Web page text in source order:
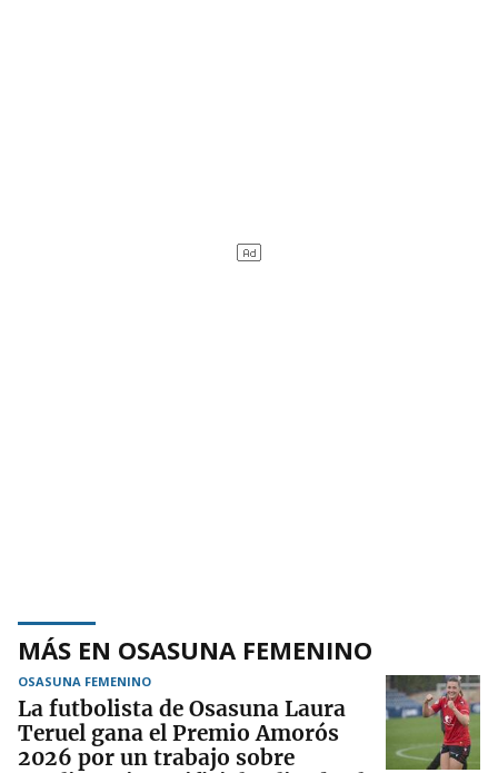
MÁS EN OSASUNA FEMENINO
OSASUNA FEMENINO
La futbolista de Osasuna Laura
Teruel gana el Premio Amorós
2026 por un trabajo sobre